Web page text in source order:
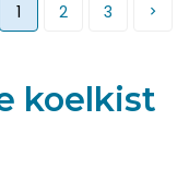
1 2 3
koelkist